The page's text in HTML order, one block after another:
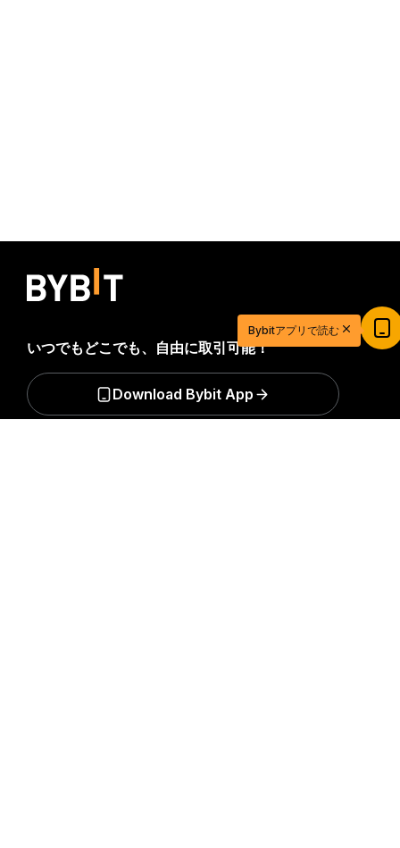
いつでもどこでも、自由に取引可能！
Download Bybit App
20ドル相当の特典ゲットで取引を始めよう
新規登録＆取引で20ドル相当の獲得チャンス！Bybitアプリで読む